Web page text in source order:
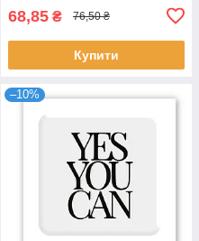
68,85 ₴ 76,50 ₴
Купити
–10%